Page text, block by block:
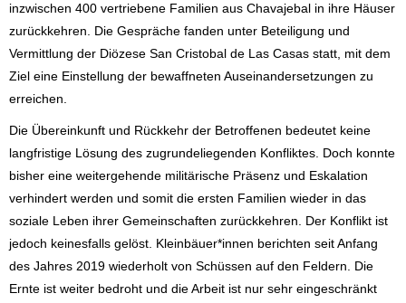
inzwischen 400 vertriebene Familien aus Chavajebal in ihre Häuser
zurückkehren. Die Gespräche fanden unter Beteiligung und
Vermittlung der Diözese San Cristobal de Las Casas statt, mit dem
Ziel eine Einstellung der bewaffneten Auseinandersetzungen zu
erreichen.
Die Übereinkunft und Rückkehr der Betroffenen bedeutet keine
langfristige Lösung des zugrundeliegenden Konfliktes. Doch konnte
bisher eine weitergehende militärische Präsenz und Eskalation
verhindert werden und somit die ersten Familien wieder in das
soziale Leben ihrer Gemeinschaften zurückkehren. Der Konflikt ist
jedoch keinesfalls gelöst. Kleinbäuer*innen berichten seit Anfang
des Jahres 2019 wiederholt von Schüssen auf den Feldern. Die
Ernte ist weiter bedroht und die Arbeit ist nur sehr eingeschränkt